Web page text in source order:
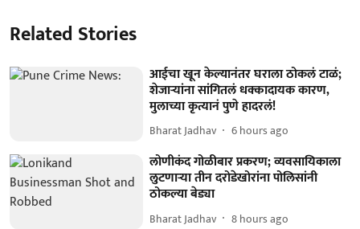
Related Stories
आईचा खून केल्यानंतर घराला ठोकलं टाळं;
शेजाऱ्यांना सांगितलं धक्कादायक कारण,
मुलाच्या कृत्यानं पुणे हादरलं!
Bharat Jadhav 6 hours ago
लोणीकंद गोळीबार प्रकरण; व्यवसायिकाला
लुटणाऱ्या तीन दरोडेखोरांना पोलिसांनी
ठोकल्या बेड्या
Bharat Jadhav 8 hours ago